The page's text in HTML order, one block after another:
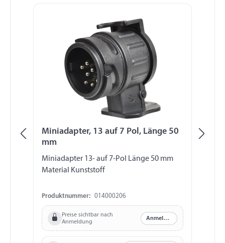
Miniadapter, 13 auf 7 Pol, Länge 50
mm
Miniadapter 13- auf 7-Pol Länge 50 mm
Material Kunststoff
Produktnummer: 014000206
Preise sichtbar nach
Anmeldung
Anmelden